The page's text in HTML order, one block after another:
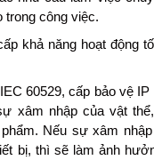
trong công việc.
khả năng hoạt động
60529, cấp bảo vệ
xâm nhập của vật
Nếu sự xâm
bị, thì sẽ làm ảnh